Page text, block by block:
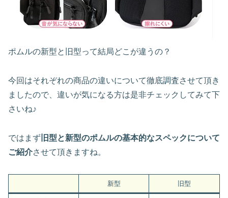
ポムルの新型と旧型って結局どこが違うの？
今回はそれぞれの商品の違いについて徹底調査させて頂き
ましたので、違いが気になる方は是非チェックしてみて下
さいね♪
ではまず 旧型と新型のポムルの基本的なスペックについて
ご紹介させて頂きますね。
新型 旧型